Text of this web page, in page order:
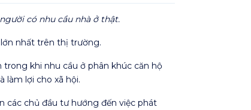
có nhu cầu nhà ở thật.
nhất trên thị trường.
trong khi nhu cầu ở phân khúc căn hộ
làm lợi cho xã hội.
các chủ đầu tư hướng đến việc phát